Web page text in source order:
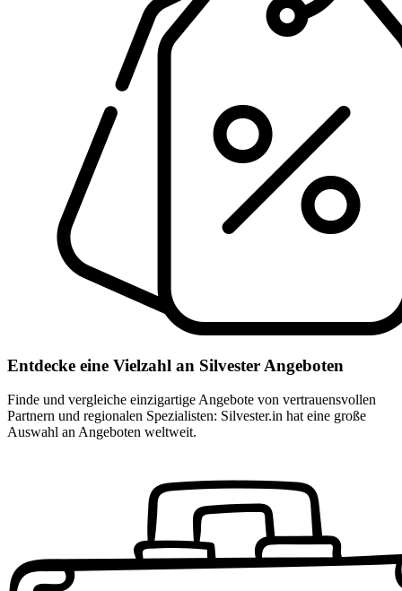
Entdecke eine Vielzahl an Silvester Angeboten
Finde und vergleiche einzigartige Angebote von vertrauensvollen
Partnern und regionalen Spezialisten: Silvester.in hat eine große
Auswahl an Angeboten weltweit.